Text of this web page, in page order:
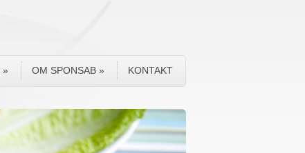
» OM SPONSAB » KONTAKT